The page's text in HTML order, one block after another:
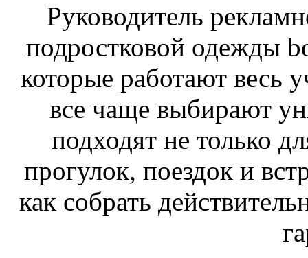
Руководитель
подростковой одежды
которые работают весь
все чаще выбирают
подходят не только
прогулок, поездок и
как собрать